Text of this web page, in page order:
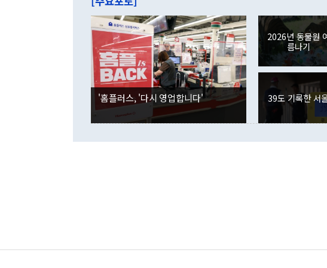
이 9월 러시아 블라디보스
며 "정부 차원에서 (참석을
은 "그것은 외교부의 몫"이
잘랐다. 정 장관이 이날 소
않았다는 점에서 문제가
사합의 복원, 4자회담 추진
권이라는 지적이 나오고 있
뒤 "여기 업무보고에 발표
부의 한 소식통은 "정 장관
를 거쳐 결정된 사안이 아
련 부처 장관이 정부의 공
하고 대통령의 면전에서 '
이나 미국은 북한에 선비핵
였던 올해 3월(369억9000
인의 해외투자가 80억
각각 증가했다. 증권투자에
국인의 국내 주식 투자는
감소하며 전월(-310억
경신했다. 외국인의 국내
분기 말 만기도래 영향으로
다. 내국인의 해외 증권투
다. eoyn2@newspim.com
'홈플러스, '다시 영업합니다'
2026년 동물원
름나기
39도 기록한 서